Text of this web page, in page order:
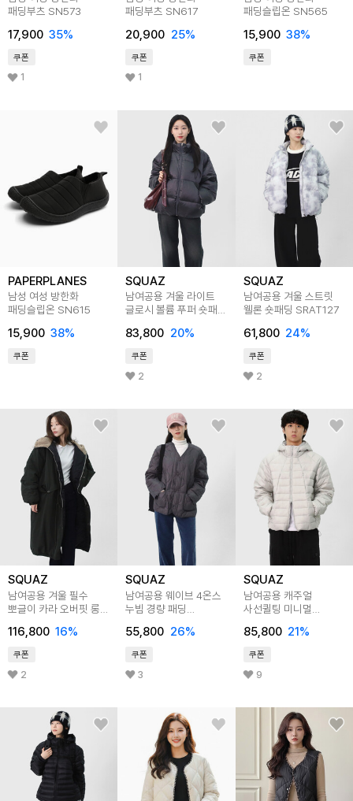
패딩부츠 SN573
17,900 35%
쿠폰
1
패딩부츠 SN617
20,900 25%
쿠폰
1
패딩슬립온 SN565
15,900 38%
쿠폰
PAPERPLANES
남성 여성 방한화
패딩슬립온 SN615
15,900 38%
쿠폰
SQUAZ
남여공용 겨울 라이트
글로시 볼륨 푸퍼 숏패딩
83,800 20%
쿠폰
2
SQUAZ
남여공용 겨울 스트릿
웰론 숏패딩 SRAT127
61,800 24%
쿠폰
2
SQUAZ
남여공용 겨울 필수
뽀글이 카라 오버핏 롱
116,800 16%
쿠폰
2
SQUAZ
남여공용 웨이브 4온스
누빔 경량 패딩
55,800 26%
쿠폰
3
SQUAZ
남여공용 캐주얼
사선퀼팅 미니멀
패딩 SGC002
85,800 21%
쿠폰
9